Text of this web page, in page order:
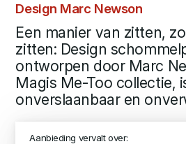
Design Marc Newson
Een manier van zitten,
zitten: Design
ontworpen door Marc
Magis Me-Too collectie,
onverslaanbaar en
Aanbieding vervalt over: